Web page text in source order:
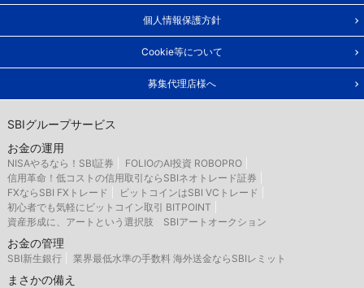
個人情報保護方針
Cookie等について
募集代理店様へ
SBIグループサービス
お金の運用
NISAやるなら！SBI証券
FOLIOのAI投資 ROBOPRO
信用革命！低コストの信用取引ならSBIネオトレード証券
FXならSBI FXトレード
ビットコインはSBI VCトレード
初心者でも気軽にビットコイン取引 BITPOINT
資産形成に、アートという選択肢 SBIアートオークション
お金の管理
SBI新生銀行 業界最低水準の手数料 海外送金ならSBIレミット
まさかの備え